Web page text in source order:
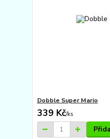
Dobble Super Mario
339 Kč/ks